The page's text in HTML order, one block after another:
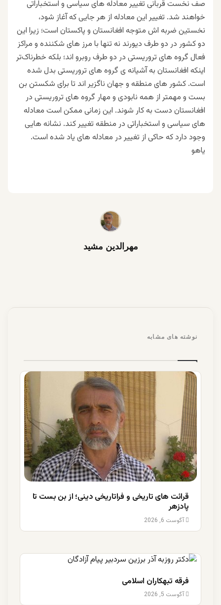
صف نخست قربانی تغییر معادله های سیاسی و استخباراتی
خواهند شد. تغییر این معادله از هر جایی که آغاز شود،
نخستین ضربه اش متوجه افغانستان و پاکستان است؛ زیرا این
دو کشور در دو طرف دیورند نه تنها با مرز های شکننده و مراکز
فعال گروه های تروریستی در دو طرف روبرو اند؛ بلکه خطرناک‌تر
اینکه افغانستان به آشیانه ی گروه های تروریستی بدل شده
است. کشور های منطقه و جهان ناگزیر اند تا برای شکستن بن
بست و مهمتر از همه نابودی و مهار گروه های تروریستی در
افغانستان دست به کار شوند. این زمانی ممکن است معادله
های سیاسی و استخباراتی در منطقه تغییر کند. نشانه هایی
وجود دارد که حاکی از تغییر در معادله های یاد شده است.
یاهو
مهرالدین مشید
نوشته های مشابه
قرائت های تاریخی و فراتاریخی دینی؛ از بن بست تا
پادزهر
آگوست 6, 2026
فرقه تبهکاران اسلامی
آگوست 5, 2026